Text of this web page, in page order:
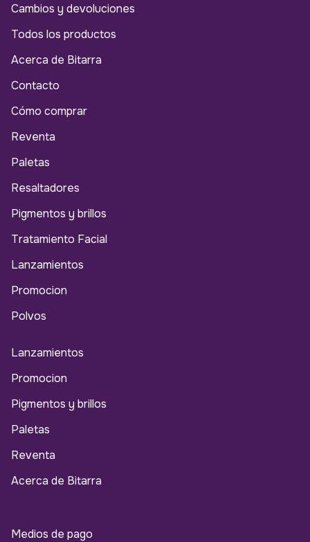
Cambios y devoluciones
Todos los productos
Acerca de Bitarra
Contacto
Cómo comprar
Reventa
Paletas
Resaltadores
Pigmentos y brillos
Tratamiento Facial
Lanzamientos
Promocion
Polvos
Lanzamientos
Promocion
Pigmentos y brillos
Paletas
Reventa
Acerca de Bitarra
Medios de pago